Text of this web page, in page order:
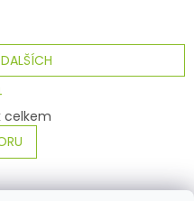
celkem